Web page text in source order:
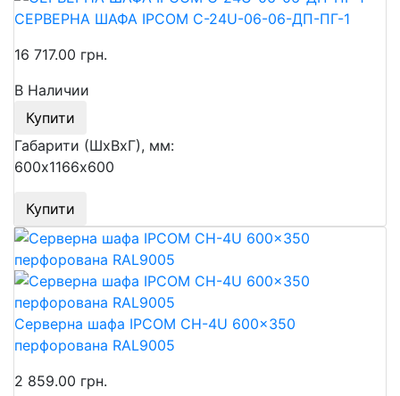
СЕРВЕРНА ШАФА IPCOM С-24U-06-06-ДП-ПГ-1
16 717.00 грн.
В Наличии
Купити
Габарити (ШхВхГ), мм:
600х1166х600
Купити
Серверна шафа IPCOM CH-4U 600x350
перфорована RAL9005
2 859.00 грн.